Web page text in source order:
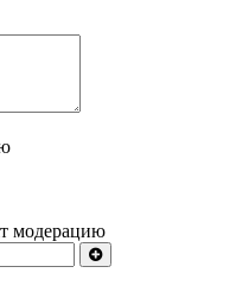
модерацию